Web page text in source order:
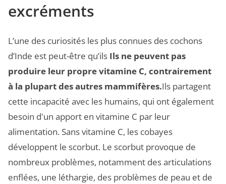
excréments
L’une des curiosités les plus connues des cochons
d’Inde est peut-être qu’ils Ils ne peuvent pas
produire leur propre vitamine C, contrairement
à la plupart des autres mammifères.Ils partagent
cette incapacité avec les humains, qui ont également
besoin d'un apport en vitamine C par leur
alimentation. Sans vitamine C, les cobayes
développent le scorbut. Le scorbut provoque de
nombreux problèmes, notamment des articulations
enflées, une léthargie, des problèmes de peau et de